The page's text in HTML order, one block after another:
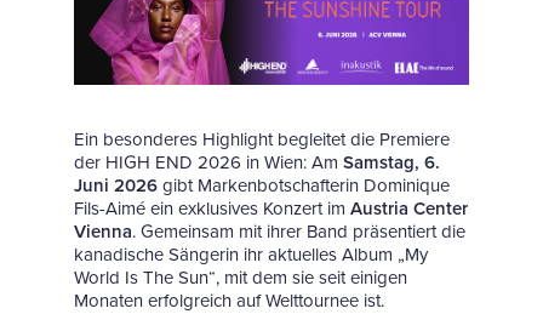
Ein besonderes Highlight begleitet die Premiere
der HIGH END 2026 in Wien: Am Samstag, 6.
Juni 2026gibt Markenbotschafterin Dominique
Fils-Aimé ein exklusives Konzert im Austria Center
Vienna. Gemeinsam mit ihrer Band präsentiert die
kanadische Sängerin ihr aktuelles Album „My
World Is The Sun“, mit dem sie seit einigen
Monaten erfolgreich auf Welttournee ist.